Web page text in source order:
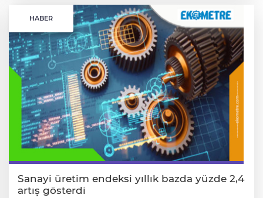
HABER
Sanayi üretim endeksi yıllık bazda yüzde 2,4
artış gösterdi